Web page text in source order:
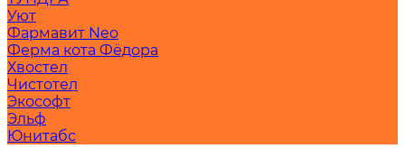
Уют
Фармавит Neo
Ферма кота Фёдора
Хвостел
Чистотел
Экософт
Эльф
Юнитабс